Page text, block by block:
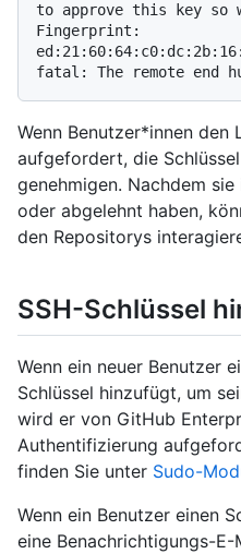
to approve this key so
Fingerprint:
Wenn Benutzer*innen den
aufgefordert, die
genehmigen. Nachdem
oder abgelehnt haben,
den Repositorys
SSH-Schlüssel
Wenn ein neuer Benutzer
Schlüssel hinzufügt, um
wird er von GitHub
Authentifizierung
finden Sie unter Sudo-
Wenn ein Benutzer einen
eine Benachrichtigungs-